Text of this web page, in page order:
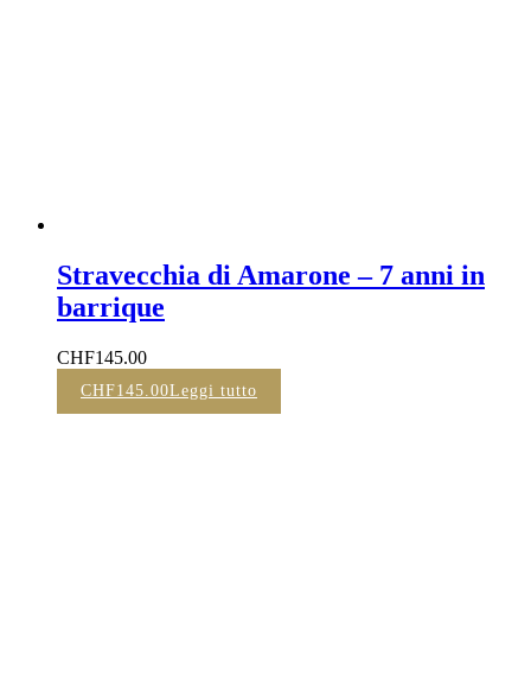
Stravecchia di Amarone – 7 anni in
barrique
CHF145.00
CHF145.00Leggi tutto